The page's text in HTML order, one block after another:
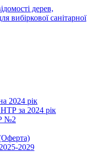
дерев,
вибіркової санітарної
2024 рік
за 2024 рік
№2
2029